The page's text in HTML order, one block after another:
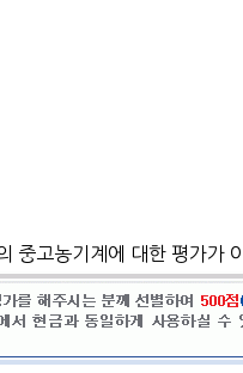
중고농기계에 대한 평가가